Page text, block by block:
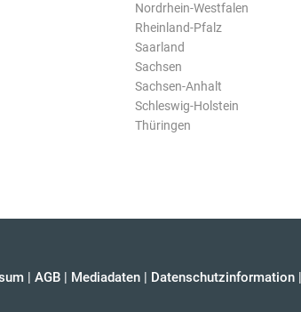
Nordrhein-Westfalen
Rheinland-Pfalz
Saarland
Sachsen
Sachsen-Anhalt
Schleswig-Holstein
Thüringen
| AGB | Mediadaten | Datenschutzinformation |